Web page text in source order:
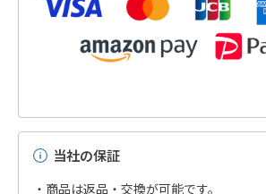
当社の保証
・商品は返品・交換が可能です。